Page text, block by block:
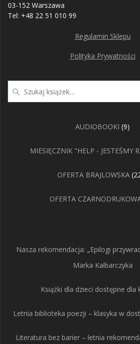
03-152 Warszawa
Tel: +48 22 51 010 99
Regulamin Sklepu
Polityka Prywatności
AUDIOBOOKI 99
MIESIĘCZNIK "HELP - JESTEŚMY
OFERTA BRAJLOWSKA
OFERTA
Nasza rekomendacja: „Epilogi
Marka Kalbarczyka
Książki dla dzieci dostępne dla
Letnia biblioteka poezji – klasyka w
Literatura bez barier – letnia